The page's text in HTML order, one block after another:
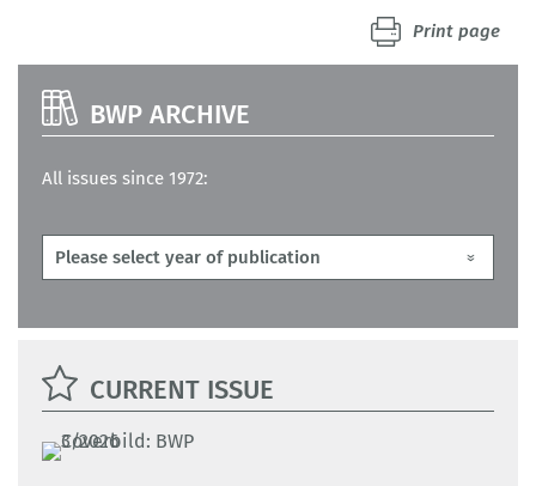
Print page
BWP ARCHIVE
All issues since 1972:
CURRENT ISSUE